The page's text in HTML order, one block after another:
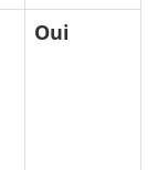
Oui